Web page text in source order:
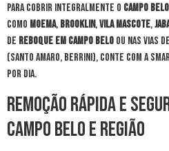
para cobrir integralmente o Campo Belo
como Moema, Brooklin,Vila Mascote,
de reboque em Campo Belo ou nas vias
(Santo Amaro, Berrini), conte com a
por dia.
Remoção Rápida e
Campo Belo e Região